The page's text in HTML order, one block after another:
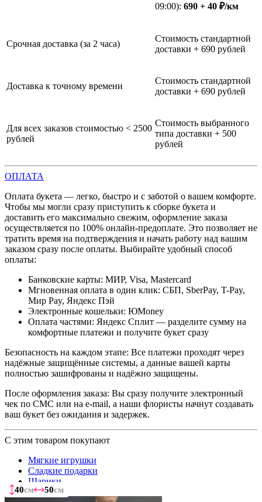
40см 50см
40см 50см
40см 50см
40см 50см
40см 50см
40см 50см
40см 50см
09:00): 690 + 40 ₽/км
Срочная доставка (за 2 часа)
Стоимость стандартной
доставки + 690 рублей
Доставка к точному времени
Стоимость стандартной
доставки + 690 рублей
Для всех заказов стоимостью < 2500
рублей
Стоимость выбранного
типа доставки + 500
рублей
ОПЛАТА
Оплата букета — легко, быстро и с заботой о вашем комфорте.
Чтобы мы могли сразу приступить к сборке букета и
доставить его максимально свежим, оформление заказа
осуществляется по 100% онлайн-предоплате. Это позволяет не
тратить время на подтверждения и начать работу над вашим
заказом сразу после оплаты. Выбирайте удобный способ
оплаты:
Банковские карты: МИР, Visa, Mastercard
Мгновенная оплата в один клик: СБП, SberPay, T-Pay,
Мир Pay, Яндекс Пэй
Электронные кошельки: ЮMoney
Оплата частями: Яндекс Сплит — разделите сумму на
комфортные платежи и получите букет сразу
Безопасность на каждом этапе: Все платежи проходят через
надёжные защищённые системы, а данные вашей карты
полностью зашифрованы и надёжно защищены.
После оформления заказа: Вы сразу получите электронный
чек по СМС или на e-mail, а наши флористы начнут создавать
ваш букет без ожидания и задержек.
С этим товаром покупают
Мягкие игрушки
Сладкие подарки
Шарики